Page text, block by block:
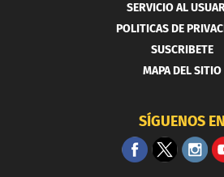
SERVICIO AL
POLITICAS DE
SUSCRIBETE
MAPA DEL SITIO
SÍGUENOS EN